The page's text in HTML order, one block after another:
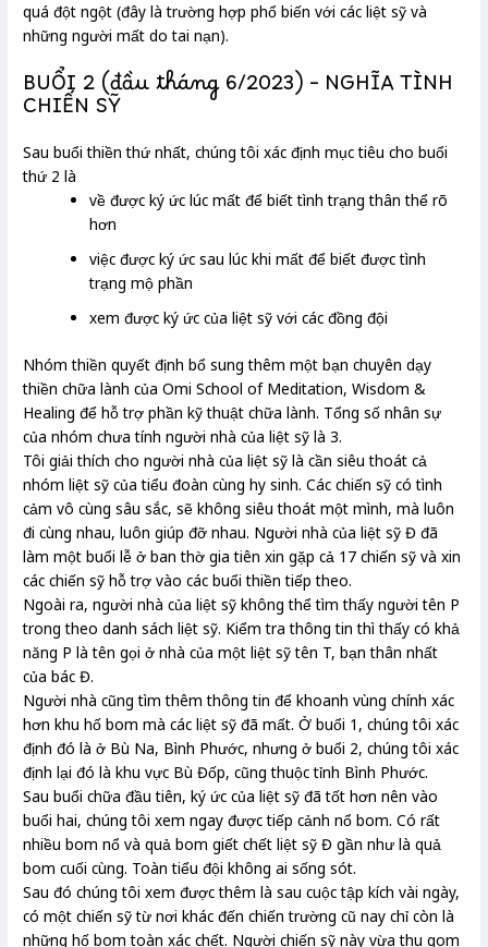
quá đột ngột (đây là trường hợp phổ biến với các liệt sỹ và
những người mất do tai nạn).
BUỔI 2 (đầu tháng 6/2023) – NGHĨA TÌNH
CHIẾN SỸ
Sau buổi thiền thứ nhất, chúng tôi xác định mục tiêu cho buổi
thứ 2 là
về được ký ức lúc mất để biết tình trạng thân thể rõ
hơn
việc được ký ức sau lúc khi mất để biết được tình
trạng mộ phần
xem được ký ức của liệt sỹ với các đồng đội
Nhóm thiền quyết định bổ sung thêm một bạn chuyên dạy
thiền chữa lành của Omi School of Meditation, Wisdom &
Healing để hỗ trợ phần kỹ thuật chữa lành. Tổng số nhân sự
của nhóm chưa tính người nhà của liệt sỹ là 3.
Tôi giải thích cho người nhà của liệt sỹ là cần siêu thoát cả
nhóm liệt sỹ của tiểu đoàn cùng hy sinh. Các chiến sỹ có tình
cảm vô cùng sâu sắc, sẽ không siêu thoát một mình, mà luôn
đi cùng nhau, luôn giúp đỡ nhau. Người nhà của liệt sỹ Đ đã
làm một buổi lễ ở ban thờ gia tiên xin gặp cả 17 chiến sỹ và xin
các chiến sỹ hỗ trợ vào các buổi thiền tiếp theo.
Ngoài ra, người nhà của liệt sỹ không thể tìm thấy người tên P
trong theo danh sách liệt sỹ. Kiểm tra thông tin thì thấy có khả
năng P là tên gọi ở nhà của một liệt sỹ tên T, bạn thân nhất
của bác Đ.
Người nhà cũng tìm thêm thông tin để khoanh vùng chính xác
hơn khu hố bom mà các liệt sỹ đã mất. Ở buổi 1, chúng tôi xác
định đó là ở Bù Na, Bình Phước, nhưng ở buổi 2, chúng tôi xác
định lại đó là khu vực Bù Đốp, cũng thuộc tỉnh Bình Phước.
Sau buổi chữa đầu tiên, ký ức của liệt sỹ đã tốt hơn nên vào
buổi hai, chúng tôi xem ngay được tiếp cảnh nổ bom. Có rất
nhiều bom nổ và quả bom giết chết liệt sỹ Đ gần như là quả
bom cuối cùng. Toàn tiểu đội không ai sống sót.
Sau đó chúng tôi xem được thêm là sau cuộc tập kích vài ngày,
có một chiến sỹ từ nơi khác đến chiến trường cũ nay chỉ còn là
những hố bom toàn xác chết. Người chiến sỹ này vừa thu gom